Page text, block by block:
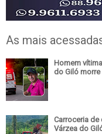
As mais
Homem
do Giló morre
Carroceria de
Várzea do